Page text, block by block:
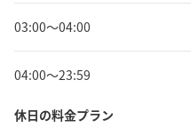
03:00〜04:00
04:00〜23:59
休日の料金プラン